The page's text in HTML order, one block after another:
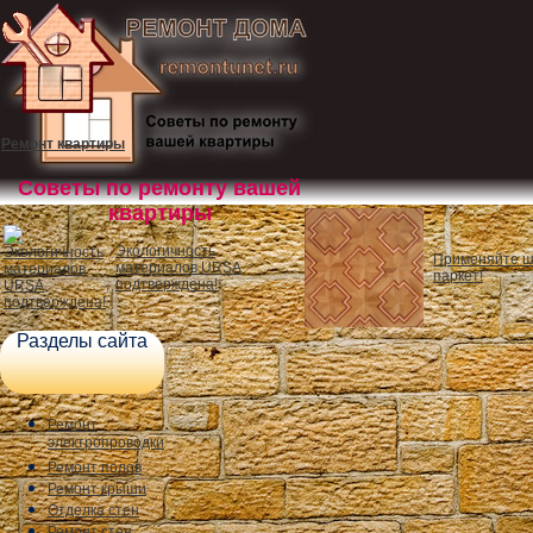
Ремонт квартиры
Советы по ремонту вашей
квартиры
Экологичность
материалов URSA
подтверждена!
Применяйте
паркет!
Разделы сайта
Ремонт
электропроводки
Ремонт полов
Ремонт крыши
Отделка стен